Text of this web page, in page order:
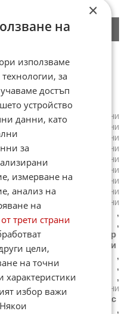
, НовиниБанкя
Новини
Новини
Новини
Велико Търново
Новини
,Новини
Новини
НовиниКаварна
Новини
Новини
Новини
НовиниКнежа
Новини
,НовиниКотел
Новини
Кюстендил
Новини
,
,Новини
,
Пазар
Обзор
,Новини
Павликени
Перник Новини
,
, Новини
,
,НовиниРазград
,
,НовиниСамоков
Новини
Новини
Свети Влас
Свищов
,
×
на
използваме
за
достъп
устройство
данни, като
за
измерване на
анализ на
на
трети страни
цели,
на точни
характеристики
избор важи